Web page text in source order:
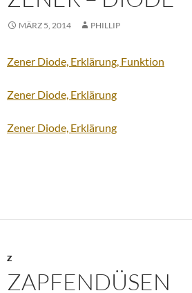
MÄRZ 5, 2014 PHILLIP
Zener Diode, Erklärung, Funktion
Zener Diode, Erklärung
Zener Diode, Erklärung
Z
ZAPFENDÜSEN